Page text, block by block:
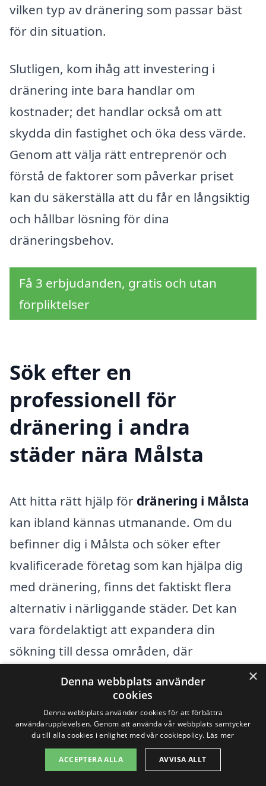
vilken typ av dränering som passar bäst
för din situation.
Slutligen, kom ihåg att investering i
dränering inte bara handlar om
kostnader; det handlar också om att
skydda din fastighet och öka dess värde.
Genom att välja rätt entreprenör och
förstå de faktorer som påverkar priset
kan du säkerställa att du får en långsiktig
och hållbar lösning för dina
dräneringsbehov.
Få 3 erbjudanden, gratis och utan
förpliktelser
Sök efter en
professionell för
dränering i andra
städer nära Målsta
Att hitta rätt hjälp för dränering i Målsta
kan ibland kännas utmanande. Om du
befinner dig i Målsta och söker efter
kvalificerade företag som kan hjälpa dig
med dränering, finns det faktiskt flera
alternativ i närliggande städer. Det kan
vara fördelaktigt att expandera din
sökning till dessa områden, där
erfarenhet och expertis inom
dräneringstjänster.
Här är några städer i närheten av Målsta
där du kan hitta pålitliga
×
Denna webbplats använder
cookies
Denna webbplats använder cookies för att förbättra
användarupplevelsen. Genom att använda vår webbplats samtycker
du till alla cookies i enlighet med vår cookiepolicy. Läs mer
ACCEPTERA ALLA AVVISA ALLT